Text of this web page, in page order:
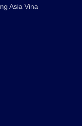
Asia Vina